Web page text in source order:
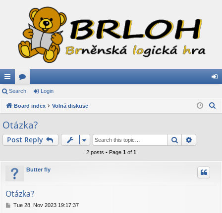
ui
ck
lin
ks
or
u
s
in
Search Login
Board index Volná diskuse
Otázka?
Post Reply Search
2 posts • Page 1 of 1
Butter fly
Otázka?
PTue 28. Nov 2023 19:17:37